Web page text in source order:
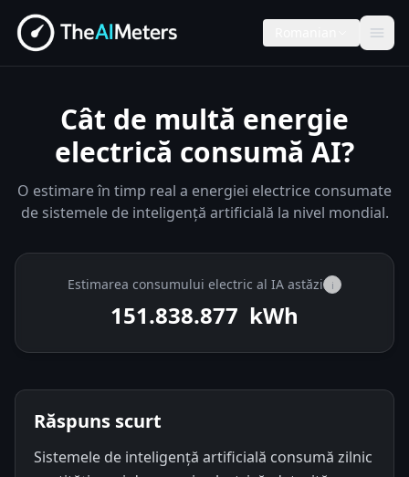
Cât de multă energie
electrică consumă AI?
O estimare în timp real a energiei electrice consumate
de sistemele de inteligență artificială la nivel mondial.
Estimarea consumului electric al IA astăzi i
151.839.383 kWh
Răspuns scurt
Sistemele de inteligență artificială consumă zilnic